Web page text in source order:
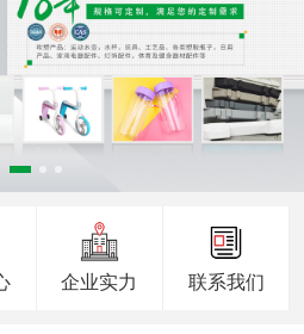
企业实力 联系我们